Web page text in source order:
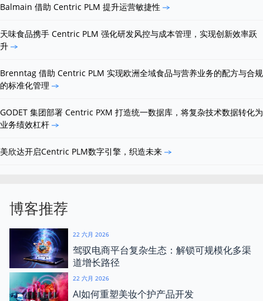
Balmain 借助 Centric PLM 提升运营敏捷性
天味食品携手 Centric PLM 强化研发风控与成本管理，实现创新效率跃
升
Brenntag 借助 Centric PLM 实现欧洲全域食品与营养业务的配方与合规
的标准化管理
GODET 集团部署 Centric PXM 打造统一数据库，将复杂技术数据转化为
业务绩效杠杆
美欣达开启Centric PLM数字引擎，织造未来
博客推荐
22 六月 2026
驾驭电商平台复杂生态：解锁可规模化多渠
道增长路径
22 六月 2026
AI如何重塑美妆个护产品开发